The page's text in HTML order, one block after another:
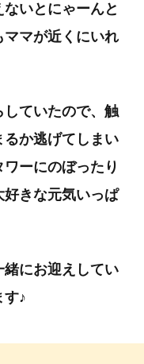
いとにゃーんと
マが近くにいれ
ていたので、触
か逃げてしまい
ーにのぼったり
きな元気いっぱ
緒にお迎えしてい
す♪